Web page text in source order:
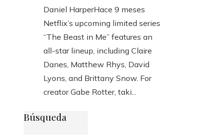
Daniel HarperHace 9 meses
Netflix’s upcoming limited series
“The Beast in Me” features an
all-star lineup, including Claire
Danes, Matthew Rhys, David
Lyons, and Brittany Snow. For
creator Gabe Rotter, taki...
Búsqueda